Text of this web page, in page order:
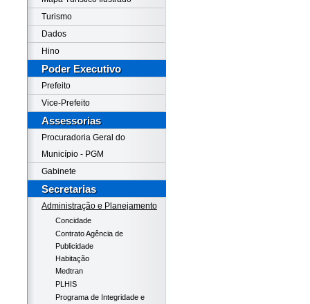
Turismo
Dados
Hino
Poder Executivo
Prefeito
Vice-Prefeito
Assessorias
Procuradoria Geral do
Município - PGM
Gabinete
Secretarias
Administração e Planejamento
Concidade
Contrato Agência de
Publicidade
Habitação
Medtran
PLHIS
Programa de Integridade e